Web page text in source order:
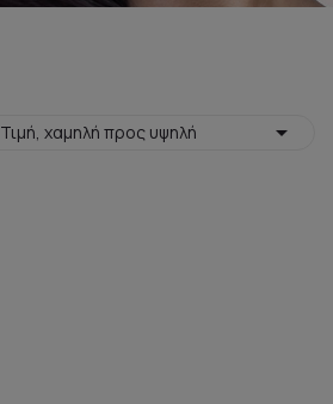
Τιμή, χαμηλή προς υψηλή 